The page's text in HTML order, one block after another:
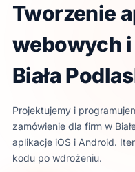
Tworzenie
webowych
Biała
Projektujemy i
zamówienie dla firm w
aplikacje iOS i Android.
kodu po wdrożeniu.